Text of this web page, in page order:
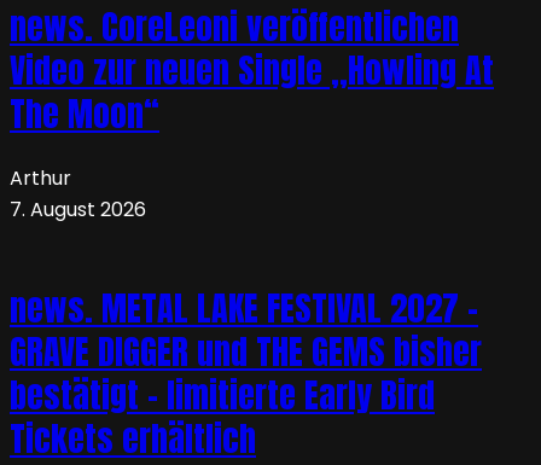
news. CoreLeoni veröffentlichen
Video zur neuen Single „Howling At
The Moon“
Arthur
7. August 2026
news. METAL LAKE FESTIVAL 2027 –
GRAVE DIGGER und THE GEMS bisher
bestätigt – limitierte Early Bird
Tickets erhältlich